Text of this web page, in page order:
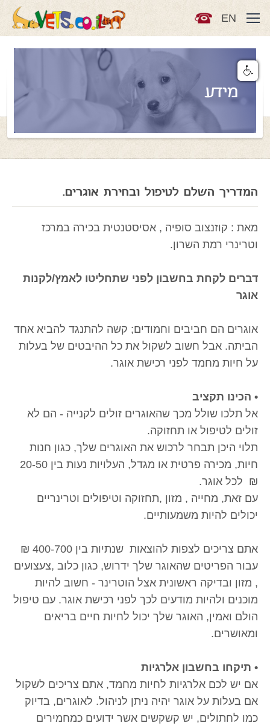
EN
מידע
המדריך השלם לטיפול ובחירת אוגרים.
מאת : קוזנצוב סופיה , אסיסטנטית בכירה במרכז
וטרינרי רמת השרון.
דברים לקחת בחשבון לפני שתחליטו לאמץ/לקנות
אוגר
אוגרים הם חביבים וחמודים; קשה להתנגד להביא אחד
הביתה. אבל חשוב לשקול את כל ההיבטים של בעלות
על חיות מחמד לפני רכישת אוגר.
• הכינו תקציב
אל תלכו שולל מכך שהאוגרים זולים לקנייה - הם לא
זולים לטיפול או תחזוקה.
תלוי היכן תבחר לרכוש את האוגרים שלך, כגון חנות
חיות, מכירה פרטית או מגדל, העלויות נעות בין 20-50
₪ לכל אוגר.
עם זאת, מחייה , מזון ,תחזוקה וטיפולים וטרינריים
יכולים להיות משמעותיים.
אתם צריכים לצפות להוצאות שנתיות בין 400-700 ₪
עבור הפריטים שהאוגר שלך ידרוש, כגון כלוב ,צעצועים
, מזון ובדיקה ראשונית אצל הוטרינר - חשוב להיות
מוכנים ולהיות מודעים לכך לפני רכישת אוגר. עם טיפול
הולם ואמין, האוגר שלך יכול לחיות חיים בריאים
ומאושרים.
• תיקחו בחשבון אלרגיות
אם יש לכם אלרגיות לחיות מחמד, אתם צריכים לשקול
אם בעלות על אוגר יהיה ניתן לניהול. לאוגרים, בדיוק
כמו לחתולים, יש קשקשים אשר ידועים כמחמירים